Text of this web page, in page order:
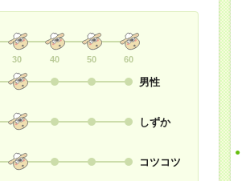
30 40 50 60
男性
しずか
コツコツ